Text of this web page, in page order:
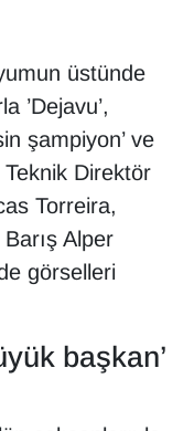
üstünde
’Dejavu’,
şampiyon’ ve
Teknik Direktör
Torreira,
Alper
görselleri
başkan’